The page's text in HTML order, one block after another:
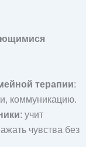
терапии:
коммуникацию.
: учит
чувства без